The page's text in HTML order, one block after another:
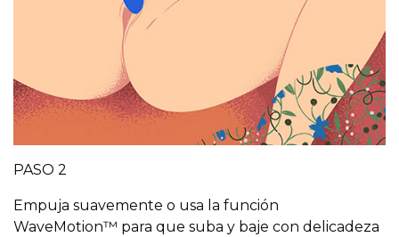
PASO 2
Empuja suavemente o usa la función
WaveMotion™ para que suba y baje con delicadeza